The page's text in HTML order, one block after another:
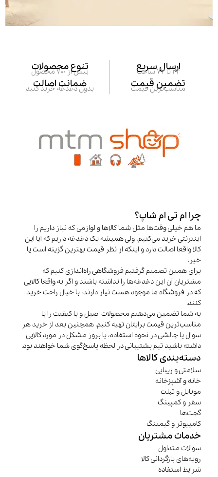
ارسال سریع
24 تا 72 ساعت تنوع محصولات
بیش از 700 محصول
تضمین قیمت
مناسب‌ترین قیمت ضمانت اصالت
بدون دغدغه خرید کنید
چرا ام تی ام شاپ؟
ما هم خیلی وقت‌ها مثل شما کالاها و لوازمی که نیاز داریم را
اینترنتی خرید می‌کنیم، ولی همیشه یک دغدغه داریم که آیا این
کالا واقعا اصالت دارد و اینکه از نظر قیمت بهترین گزینه است یا
خیر.
برای همین تصمیم گرفتیم فروشگاهی راه‌اندازی کنیم که
مشتریان آن این دغدغه‌ها را نداشته باشند و اگر به واقعا کالایی
که در فروشگاه ما موجود هست نیاز دارند، با خیال راحت خرید
کنند.
به شما تضمین می‌دهیم محصولات اصیل و با کیفیت را با
مناسب‌ترین قیمت برایتان تهیه کنیم. همچنین بعد از خرید هر
سوال یا چالشی در نحوه استفاده، یا بروز مشکل در مورد کالایی
داشته باشید تیم پشتیبانی در لحظه پاسخ‌گوی شما خواهند بود.
دسته‌بندی کالاها
سلامتی و زیبایی
خانه و آشپزخانه
موبایل و تبلت
سفر و کمپینگ
گجت‌ها
کامپیوتر و گیمینگ
خدمات مشتریان
سوالات متداول
رویه‌های بازگردانی کالا
شرایط استفاده